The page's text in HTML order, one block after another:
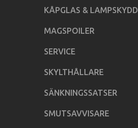
KÅPGLAS & LAMPSKYDD
MAGSPOILER
SERVICE
SKYLTHÅLLARE
SÄNKNINGSSATSER
SMUTSAVVISARE